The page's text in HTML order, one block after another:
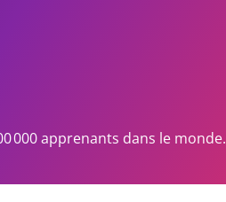
000 apprenants dans le monde.